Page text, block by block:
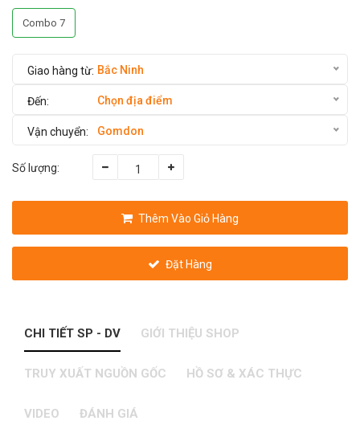
Combo 7
Bắc Ninh
Chọn địa điểm
Gomdon
Số lượng:
Thêm Vào Giỏ Hàng
Đặt Hàng
CHI TIẾT SP - DV GIỚI THIỆU SHOP
TRUY XUẤT NGUỒN GỐC HỒ SƠ & XÁC THỰC
VIDEO ĐÁNH GIÁ